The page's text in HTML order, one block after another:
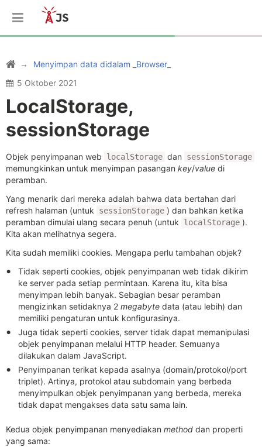
Menyimpan data didalam _Browser_
5 Oktober 2021
LocalStorage,
sessionStorage
Objek penyimpanan web localStorage dan sessionStorage
memungkinkan untuk menyimpan pasangan key/value di
peramban.
Yang menarik dari mereka adalah bahwa data bertahan dari
refresh halaman (untuk
sessionStorage ) dan bahkan ketika
peramban dimulai ulang secara penuh (untuk
localStorage ).
Kita akan melihatnya segera.
Kita sudah memiliki cookies. Mengapa perlu tambahan objek?
Tidak seperti cookies, objek penyimpanan web tidak dikirim
ke server pada setiap permintaan. Karena itu, kita bisa
menyimpan lebih banyak. Sebagian besar peramban
mengizinkan setidaknya 2 megabyte data (atau lebih) dan
memiliki pengaturan untuk konfigurasinya.
Juga tidak seperti cookies, server tidak dapat memanipulasi
objek penyimpanan melalui HTTP header. Semuanya
dilakukan dalam JavaScript.
Penyimpanan terikat kepada asalnya (domain/protokol/port
triplet). Artinya, protokol atau subdomain yang berbeda
menyimpulkan objek penyimpanan yang berbeda, mereka
tidak dapat mengakses data satu sama lain.
Kedua objek penyimpanan menyediakan method dan properti
yang sama: